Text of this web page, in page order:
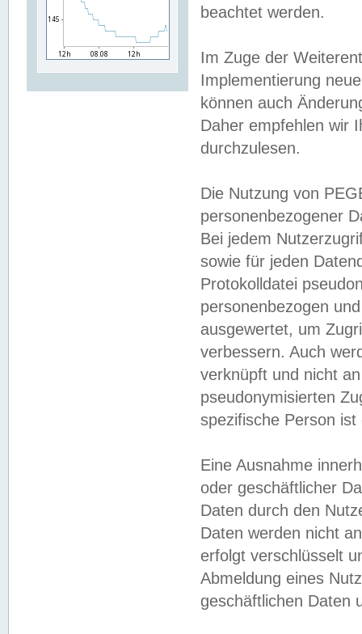
beachtet werden.
Im Zuge der
Implementierung
können auch
Daher empfehlen wir
durchzulesen.
Die Nutzung von
personenbezogener
Bei jedem
sowie für jeden
Protokolldatei
personenbezogen
ausgewertet, um
verbessern. Auch
verknüpft und nicht
pseudonymisierten
spezifische Person
Eine Ausnahme
oder geschäftlicher
Daten durch den
Daten werden nicht
erfolgt verschlüsselt
Abmeldung eines
geschäftlichen Daten